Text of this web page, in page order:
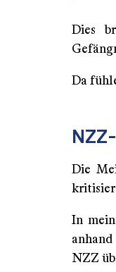
Dies
Da
Die
In
NZZ